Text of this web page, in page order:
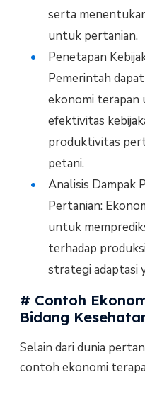
serta
untuk pertanian.
Penetapan
Pemerintah
ekonomi terapan
efektivitas
produktivitas
petani.
Analisis Dampak
Pertanian:
untuk
terhadap
strategi adaptasi
# Contoh
Bidang
Selain dari dunia
contoh ekonomi